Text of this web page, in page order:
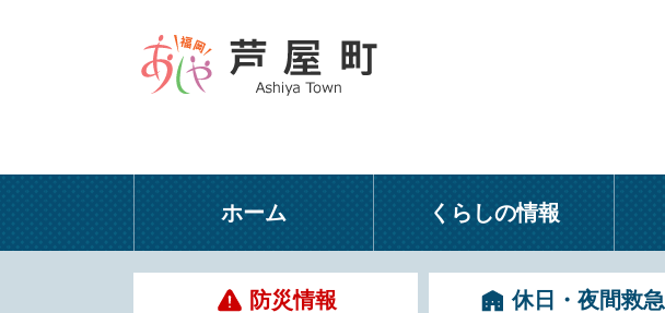
本
ホーム くらしの情報
防災情報 休日・夜間救急